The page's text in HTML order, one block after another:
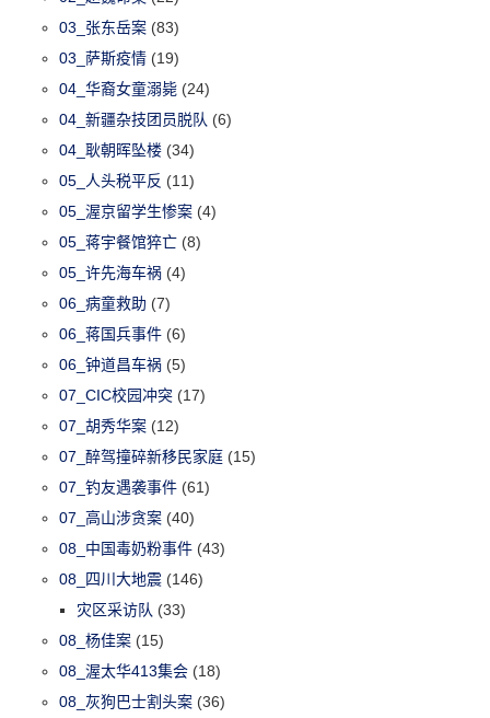
03_张东岳案 (83)
03_萨斯疫情 (19)
04_华裔女童溺毙 (24)
04_新疆杂技团员脱队 (6)
04_耿朝晖坠楼 (34)
05_人头税平反 (11)
05_渥京留学生惨案 (4)
05_蒋宇餐馆猝亡 (8)
05_许先海车祸 (4)
06_病童救助 (7)
06_蒋国兵事件 (6)
06_钟道昌车祸 (5)
07_CIC校园冲突 (17)
07_胡秀华案 (12)
07_醉驾撞碎新移民家庭 (15)
07_钓友遇袭事件 (61)
07_高山涉贪案 (40)
08_中国毒奶粉事件 (43)
08_四川大地震 (146)
灾区采访队 (33)
08_杨佳案 (15)
08_渥太华413集会 (18)
08_灰狗巴士割头案 (36)